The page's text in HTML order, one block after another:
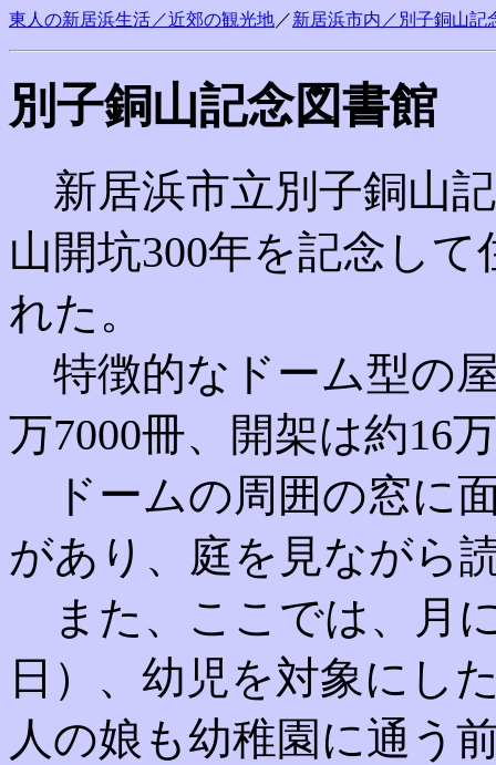
東人の新居浜生活／近郊の観光地／新居浜市内／ 別子銅山記
別子銅山記念図書館
新居浜市立別子銅山
山開坑300年を記念し
れた。
特徴的なドーム型の
万7000冊、開架は約16
ドームの周囲の窓に
があり、庭を見ながら
また、ここでは、月
日）、幼児を対象にし
人の娘も幼稚園に通う